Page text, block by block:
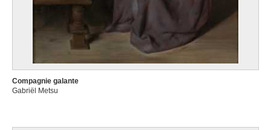
Compagnie galante
Gabriël Metsu